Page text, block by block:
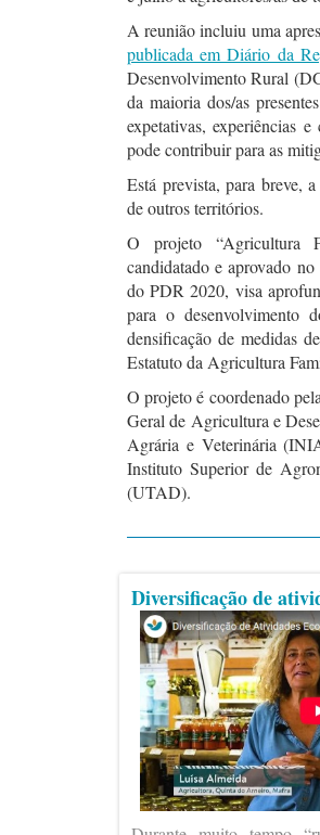
A reunião incluiu uma
publicada em Diário da
Desenvolvimento Rural
da maioria dos/as
expetativas, experiências
pode contribuir para as
Está prevista, para breve,
de outros territórios.
O projeto “Agricultura
candidatado e aprovado
do PDR 2020, visa
para o desenvolvimento
densificação de medidas
Estatuto da Agricultura
O projeto é coordenado
Geral de Agricultura e
Agrária e Veterinária
Instituto Superior de
(UTAD).
Diversificação de